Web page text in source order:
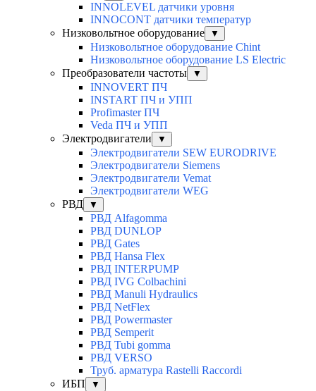
INNOLEVEL датчики уровня
INNOCONT датчики температур
Низковольтное оборудование
▼
Низковольтное оборудование Chint
Низковольтное оборудование LS Electric
Преобразователи частоты
▼
INNOVERT ПЧ
INSTART ПЧ и УПП
Profimaster ПЧ
Veda ПЧ и УПП
Электродвигатели
▼
Электродвигатели SEW EURODRIVE
Электродвигатели Siemens
Электродвигатели Vemat
Электродвигатели WEG
РВД
▼
РВД Alfagomma
РВД DUNLOP
РВД Gates
РВД Hansa Flex
РВД INTERPUMP
РВД IVG Colbachini
РВД Manuli Hydraulics
РВД NetFlex
РВД Powermaster
РВД Semperit
РВД Tubi gomma
РВД VERSO
Труб. арматура Rastelli Raccordi
ИБП
▼